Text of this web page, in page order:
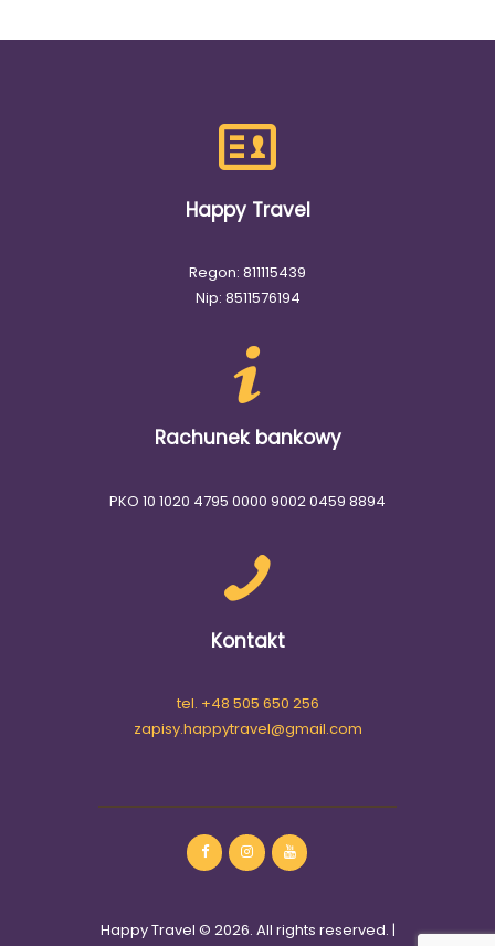
Happy Travel
Regon: 811115439
Nip: 8511576194
Rachunek bankowy
PKO 10 1020 4795 0000 9002 0459 8894
Kontakt
tel. +48 505 650 256
zapisy.happytravel@gmail.com
Happy Travel © 2026. All rights reserved. |